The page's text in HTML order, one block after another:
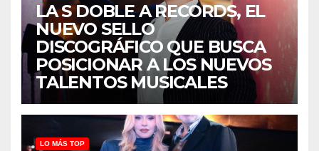
LA S DOBLE A RECORDS, EL
NUEVO SELLO
DISCOGRÁFICO QUE BUSCA
POSICIONAR A LOS NUEVOS
TALENTOS MUSICALES
LO MÁS TOP